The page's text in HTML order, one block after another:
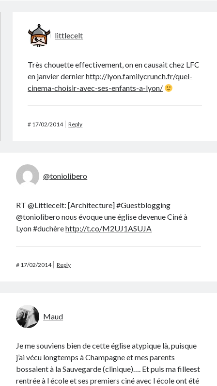
littlecelt
Très chouette effectivement, on en causait chez LFC
en janvier dernierhttp://lyon.familycrunch.fr/quel-
cinema-choisir-avec-ses-enfants-a-lyon/
# 17/02/2014 Reply
@toniolibero
RT @Littlecelt: [Architecture] #Guestblogging
@toniolibero nous évoque une église devenue Ciné à
Lyon #duchèrehttp://t.co/M2UJ1ASUJA
# 17/02/2014 Reply
Maud
Je me souviens bien de cette église atypique là, puisque
j’ai vécu longtemps à Champagne et mes parents
bossaient à la Sauvegarde (clinique)…. Et puis ma filleest
rentrée à l école et ses premiers ciné avec l école ont été